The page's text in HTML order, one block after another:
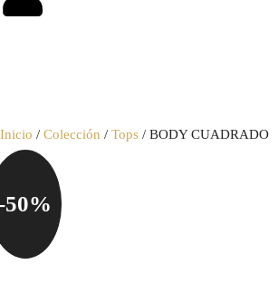
Inicio / Colección / Tops / BODY CUADRADO
50%